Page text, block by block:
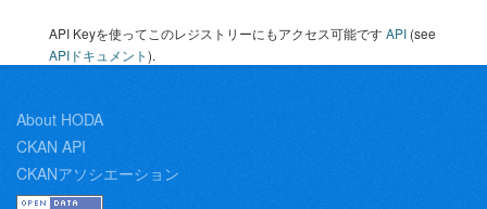
API Keyを使ってこのレジストリーにもアクセス可能ですAPI (see
APIドキュメント).
About HODA
CKAN API
CKANアソシエーション